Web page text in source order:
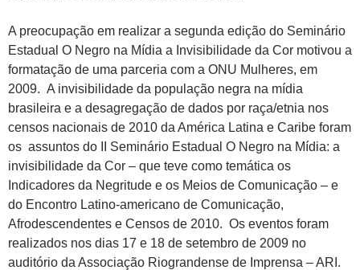
A preocupação em realizar a segunda edição do Seminário
Estadual O Negro na Mídia a Invisibilidade da Cor motivou a
formatação de uma parceria com a ONU Mulheres, em
2009. A invisibilidade da população negra na mídia
brasileira e a desagregação de dados por raça/etnia nos
censos nacionais de 2010 da América Latina e Caribe foram
os assuntos do II Seminário Estadual O Negro na Mídia: a
invisibilidade da Cor – que teve como temática os
Indicadores da Negritude e os Meios de Comunicação – e
do Encontro Latino-americano de Comunicação,
Afrodescendentes e Censos de 2010. Os eventos foram
realizados nos dias 17 e 18 de setembro de 2009 no
auditório da Associação Riograndense de Imprensa – ARI.